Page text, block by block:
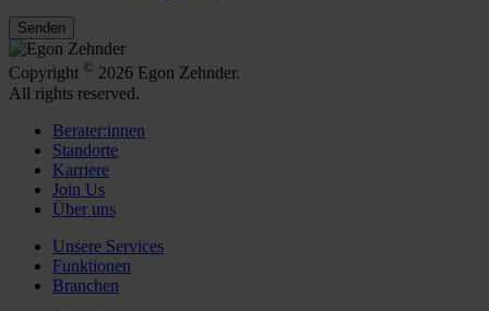
Senden
Copyright © 2026 Egon Zehnder.
All rights reserved.
Berater:innen
Standorte
Karriere
Join Us
Über uns
Unsere Services
Funktionen
Branchen